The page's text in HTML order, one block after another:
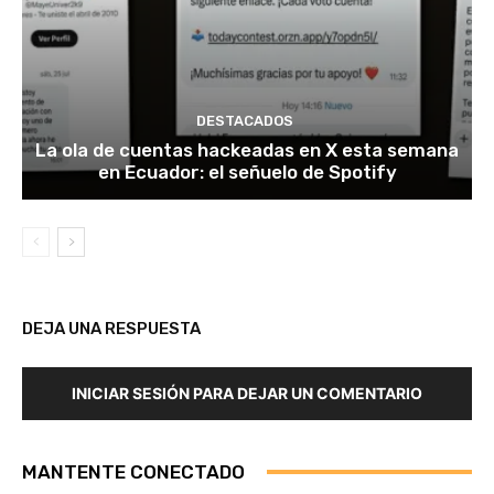
DESTACADOS
La ola de cuentas hackeadas en X esta semana
en Ecuador: el señuelo de Spotify
DEJA UNA RESPUESTA
INICIAR SESIÓN PARA DEJAR UN COMENTARIO
MANTENTE CONECTADO